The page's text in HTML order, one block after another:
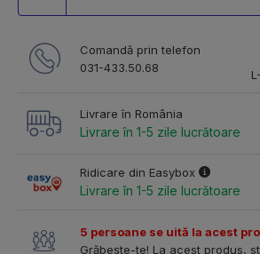
Comandă prin telefon
031-433.50.68
Livrare în România
Livrare în 1-5 zile lucrătoare
Ridicare din Easybox
Livrare în 1-5 zile lucrătoare
5 persoane se uită la acest
Grăbește-te! La acest produs,